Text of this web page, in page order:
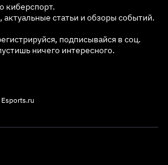
киберспорт.
статьи и обзоры событий.
подписывайся в соц.
ничего интересного.
Esports.ru